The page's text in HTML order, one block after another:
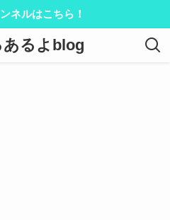
ネルはこちら！
あるよblog